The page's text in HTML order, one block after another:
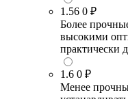
1.56 0 ₽
Более
высокими
практически
1.6 0 ₽
Менее